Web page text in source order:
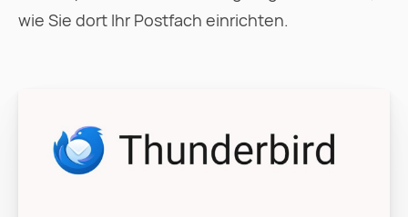
wie Sie dort Ihr Postfach einrichten.